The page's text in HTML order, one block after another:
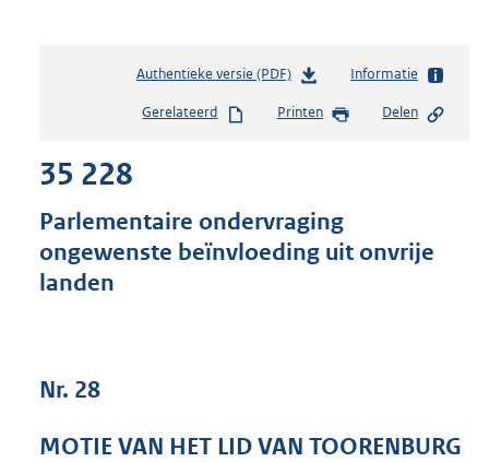
Authentieke versie (PDF)b
s
s
g
3
Informatie
Gerelateerd Printen Delen
35 228
Parlementaire ondervraging
ongewenste beïnvloeding uit onvrije
landen
Nr. 28
MOTIE VAN HET LID VAN TOORENBURG